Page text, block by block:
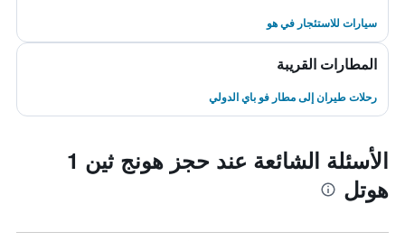
سيارات للاستئجار في هو
المطارات القريبة
رحلات طيران إلى مطار فو باي الدولي
الأسئلة الشائعة عند حجز هونج ثين 1
هوتل